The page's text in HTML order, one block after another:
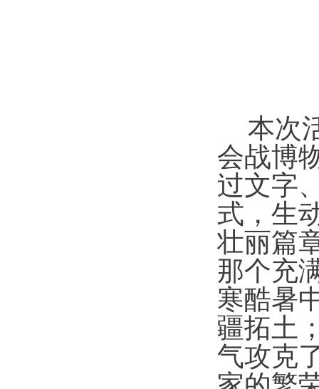
本次
会战博
过文字
式，生
壮丽篇
那个充
寒酷暑
疆拓土
气攻克